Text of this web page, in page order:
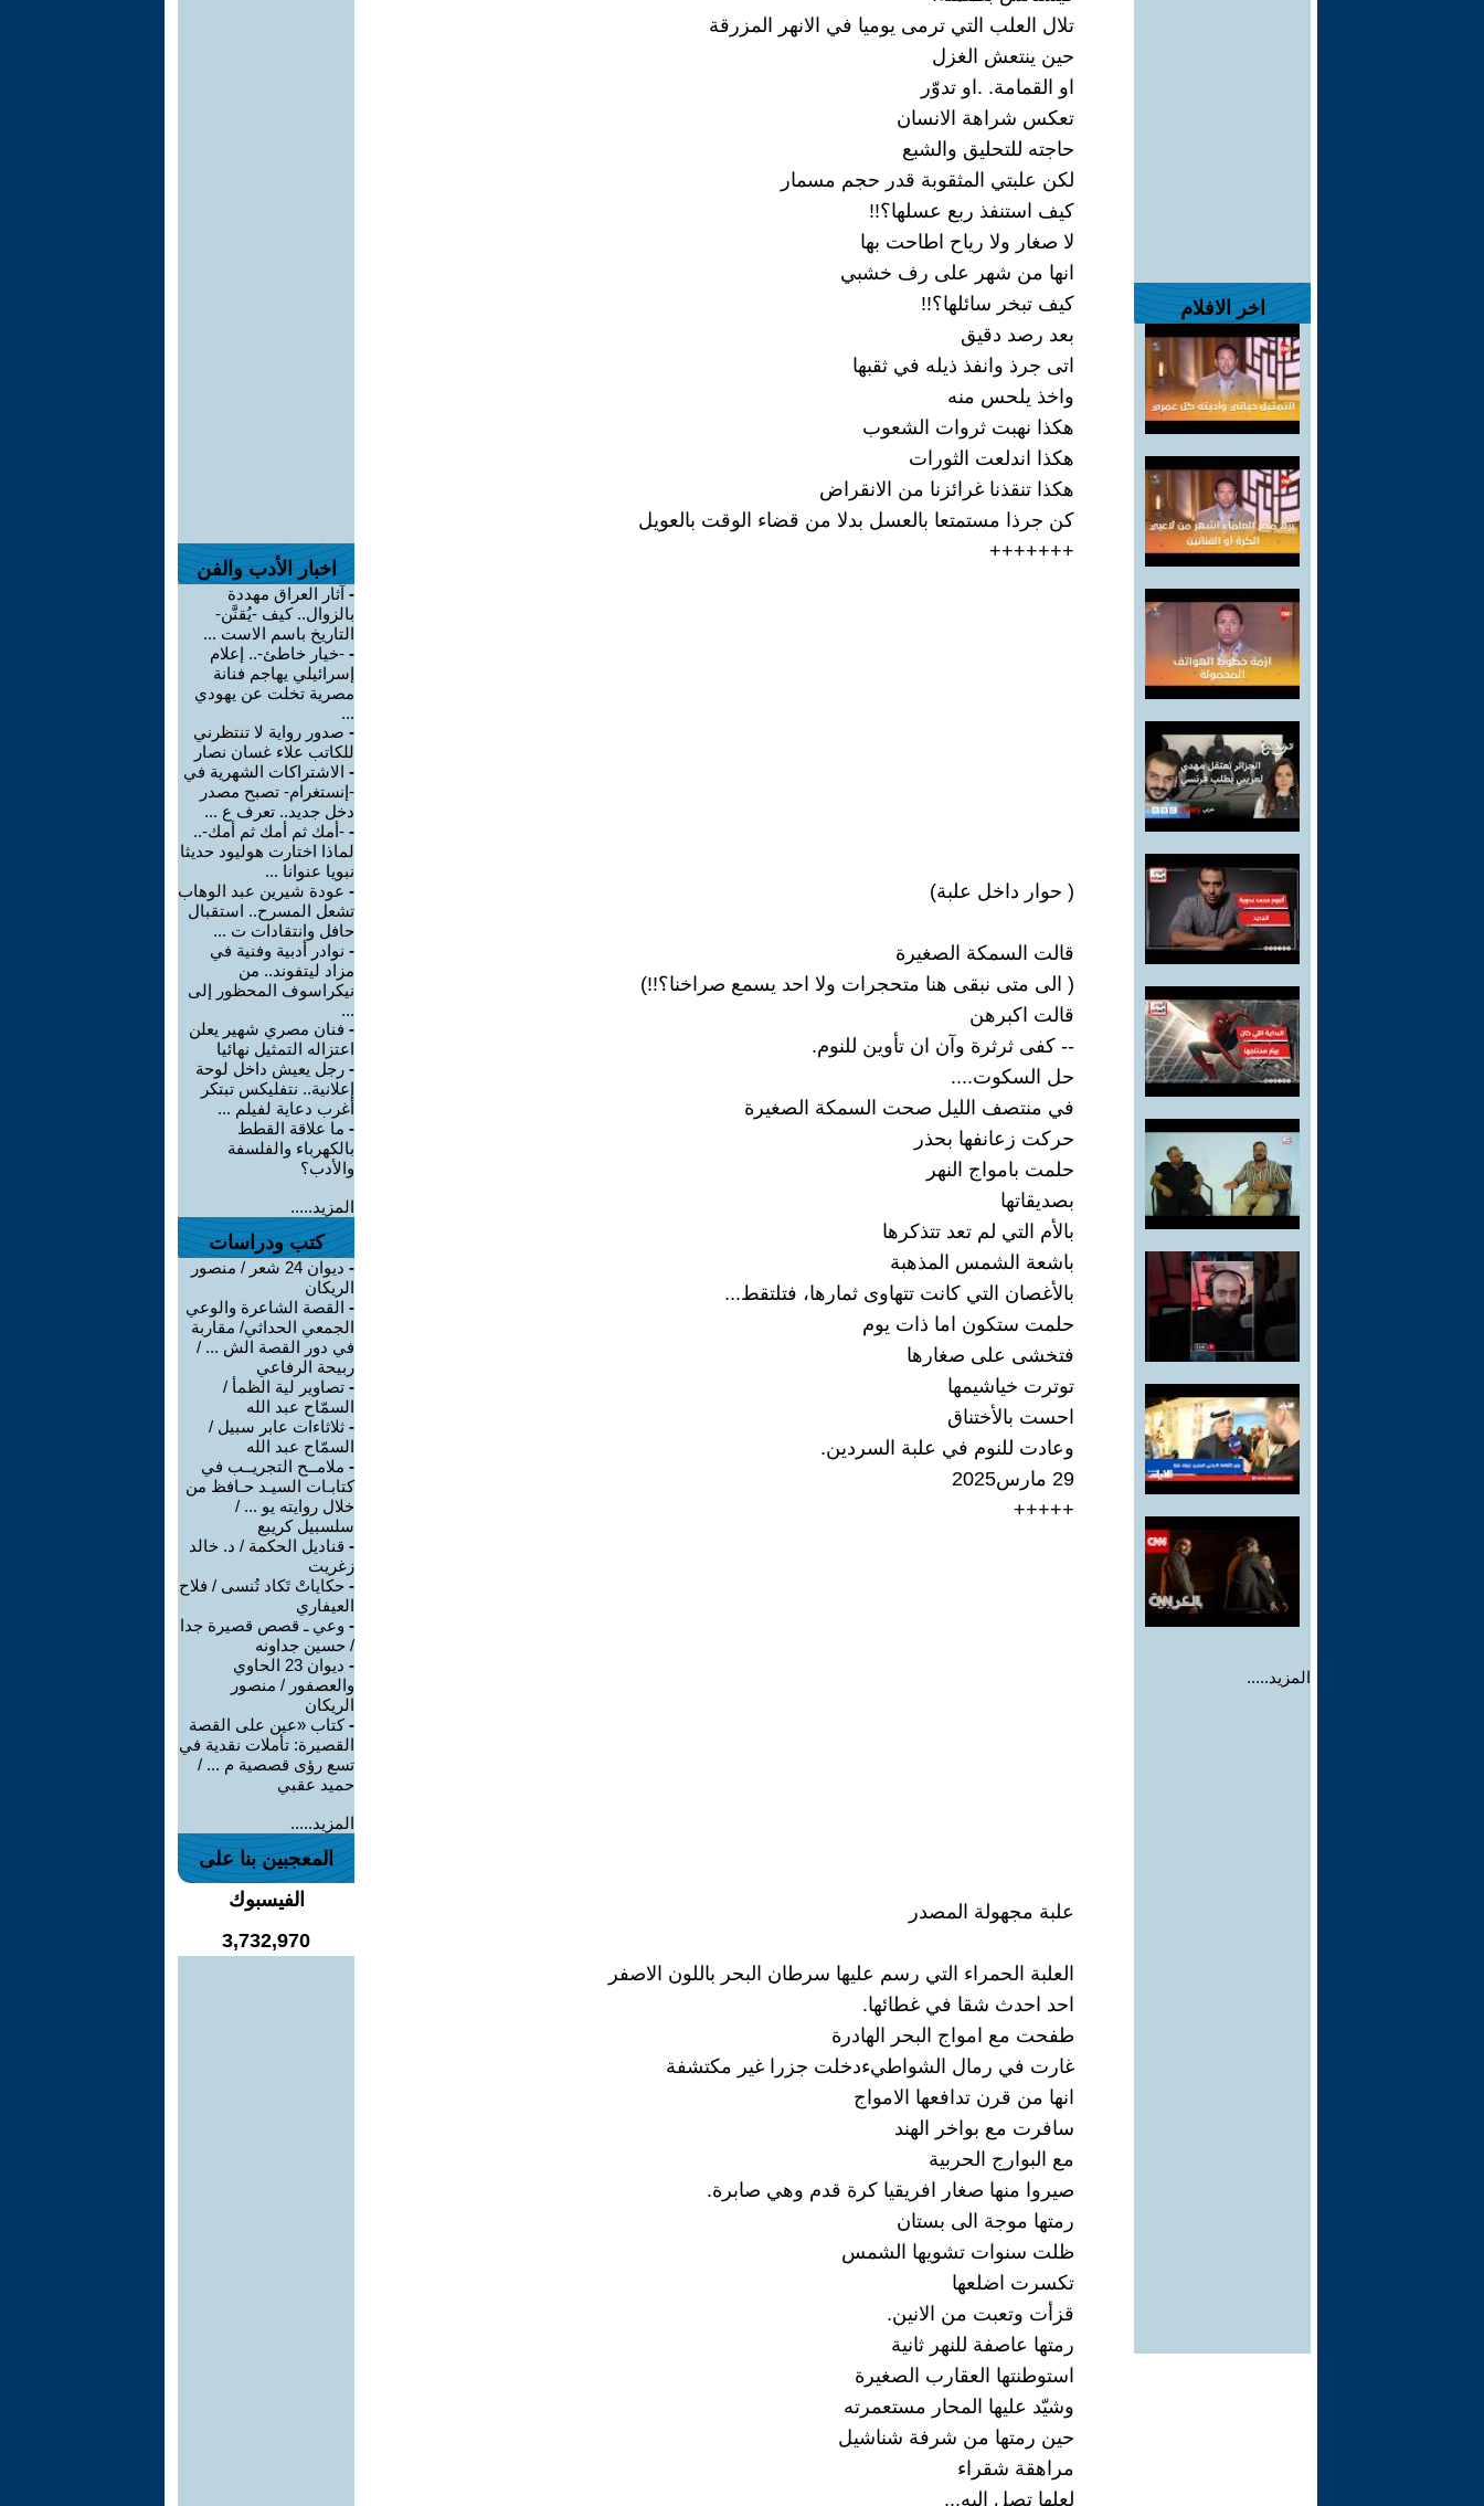
اخر الافلام
المزيد.....
تلال العلب التي ترمى يوميا في الانهر المزرقة
حين ينتعش الغزل
او القمامة. .او تدوّر
تعكس شراهة الانسان
حاجته للتحليق والشبع
لكن علبتي المثقوبة قدر حجم مسمار
كيف استنفذ ربع عسلها؟!!
لا صغار ولا رياح اطاحت بها
انها من شهر على رف خشبي
كيف تبخر سائلها؟!!
بعد رصد دقيق
اتى جرذ وانفذ ذيله في ثقبها
واخذ يلحس منه
هكذا نهبت ثروات الشعوب
هكذا اندلعت الثورات
هكذا تنقذنا غرائزنا من الانقراض
كن جرذا مستمتعا بالعسل بدلا من قضاء الوقت بالعويل
+++++++
( حوار داخل علبة)
قالت السمكة الصغيرة
( الى متى نبقى هنا متحجرات ولا احد يسمع صراخنا؟!!)
قالت اكبرهن
-- كفى ثرثرة وآن ان تأوين للنوم.
حل السكوت....
في منتصف الليل صحت السمكة الصغيرة
حركت زعانفها بحذر
حلمت بامواج النهر
بصديقاتها
بالأم التي لم تعد تتذكرها
باشعة الشمس المذهبة
بالأغصان التي كانت تتهاوى ثمارها، فتلتقط...
حلمت ستكون اما ذات يوم
فتخشى على صغارها
توترت خياشيمها
احست بالأختناق
وعادت للنوم في علبة السردين.
29 مارس2025
+++++
علبة مجهولة المصدر
العلبة الحمراء التي رسم عليها سرطان البحر باللون الاصفر
احد احدث شقا في غطائها.
طفحت مع امواج البحر الهادرة
غارت في رمال الشواطيءدخلت جزرا غير مكتشفة
انها من قرن تدافعها الامواج
سافرت مع بواخر الهند
مع البوارج الحربية
صيروا منها صغار افريقيا كرة قدم وهي صابرة.
رمتها موجة الى بستان
ظلت سنوات تشويها الشمس
تكسرت اضلعها
قزأت وتعبت من الانين.
رمتها عاصفة للنهر ثانية
استوطنتها العقارب الصغيرة
وشيّد عليها المحار مستعمرته
حين رمتها من شرفة شناشيل
مراهقة شقراء
لعلها تصل اليه...
اخبار الأدب والفن
- آثار العراق مهددة
بالزوال.. كيف -يُقنَّن-
التاريخ باسم الاست ...
- -خيار خاطئ-.. إعلام
إسرائيلي يهاجم فنانة
مصرية تخلت عن يهودي
...
- صدور رواية لا تنتظرني
للكاتب علاء غسان نصار
- الاشتراكات الشهرية في
-إنستغرام- تصبح مصدر
دخل جديد.. تعرف ع ...
- -أمك ثم أمك ثم أمك-..
لماذا اختارت هوليود حديثا
نبويا عنوانا ...
- عودة شيرين عبد الوهاب
تشعل المسرح.. استقبال
حافل وانتقادات ت ...
- نوادر أدبية وفنية في
مزاد ليتفوند.. من
نيكراسوف المحظور إلى
...
- فنان مصري شهير يعلن
اعتزاله التمثيل نهائيا
- رجل يعيش داخل لوحة
إعلانية.. نتفليكس تبتكر
أغرب دعاية لفيلم ...
- ما علاقة القطط
بالكهرباء والفلسفة
والأدب؟
المزيد.....
كتب ودراسات
-
ديوان 24 شعر / منصور
الريكان
- القصة الشاعرة والوعي
الجمعي الحداثي/ مقاربة
في دور القصة الش ... /
ربيحة الرفاعي
- تصاوير لية الظمأ /
السمّاح عبد الله
- ثلاثاءات عابر سبيل /
السمّاح عبد الله
- ملامــح التجريــب في
كتابـات السيـد حـافظ من
خلال روايته يو ... /
سلسبيل كريبع
- قناديل الحكمة / د. خالد
زغريت
- حكاياتْ تَكاد تُنسى / فلاح
العيفاري
- وعي ـ قصص قصيرة جدا
/ حسين جداونه
-
ديوان 23 الحاوي
والعصفور / منصور
الريكان
-كتاب «عين على القصة
القصيرة: تأملات نقدية في
تسع رؤى قصصية م ... /
حميد عقبي
المزيد.....
المعجبين بنا على
الفيسبوك
3,732,970